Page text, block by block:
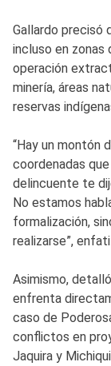
Gallardo precisó
incluso en zonas
operación
minería, áreas
reservas
“Hay un montón
coordenadas
delincuente te
No estamos
formalización,
realizarse”,
Asimismo,
enfrenta
caso de
conflictos en
Jaquira y